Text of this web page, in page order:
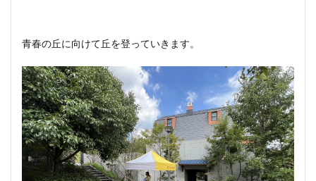
青春の丘に向けて丘を登っていきます。